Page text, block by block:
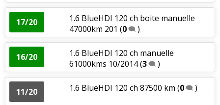
17/20
1.6 BlueHDI 120 ch boite manuelle
47000km 201 (0 )
16/20
1.6 BlueHDI 120 ch manuelle
61000kms 10/2014(3 )
11/20 1.6 BlueHDI 120 ch 87500 km (0 )